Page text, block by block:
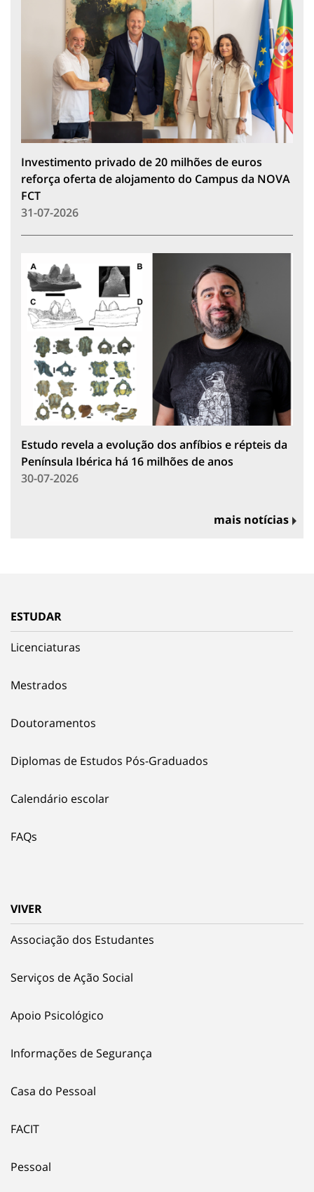
Investimento privado de 20 milhões de euros
reforça oferta de alojamento do Campus da NOVA
FCT
31-07-2026
Estudo revela a evolução dos anfíbios e répteis da
Península Ibérica há 16 milhões de anos
30-07-2026
mais notícias
ESTUDAR
Licenciaturas
Mestrados
Doutoramentos
Diplomas de Estudos Pós-Graduados
Calendário escolar
FAQs
VIVER
Associação dos Estudantes
Serviços de Ação Social
Apoio Psicológico
Informações de Segurança
Casa do Pessoal
FACIT
Pessoal